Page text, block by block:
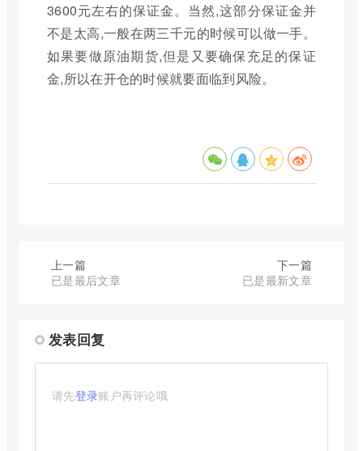
3600元左右的保证金。当然,这部分保证金并
不是太高,一般在两三千元的时候可以做一手。
如果要做原油期货,但是又要确保充足的保证
金,所以在开仓的时候就要面临到风险。
上一篇
已是最后文章
下一篇
已是最新文章
发表回复
请先登录账户再评论哦